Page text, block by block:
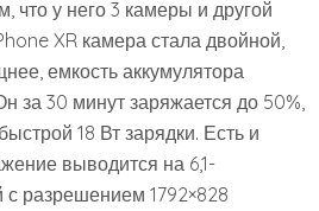
что у него 3 камеры и другой
XR камера стала двойной,
емкость аккумулятора
за 30 минут заряжается до 50%,
18 Вт зарядки. Есть и
выводится на 6,1-
разрешением 1792×828